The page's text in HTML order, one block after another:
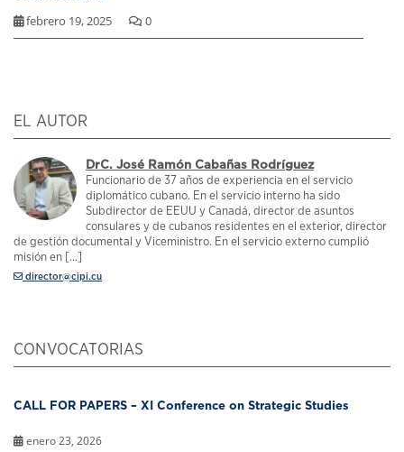
febrero 19, 2025 0
EL AUTOR
DrC. José Ramón Cabañas Rodríguez
Funcionario de 37 años de experiencia en el servicio
diplomático cubano. En el servicio interno ha sido
Subdirector de EEUU y Canadá, director de asuntos
consulares y de cubanos residentes en el exterior, director
de gestión documental y Viceministro. En el servicio externo cumplió
misión en [...]
director@cipi.cu
CONVOCATORIAS
CALL FOR PAPERS – XI Conference on Strategic Studies
enero 23, 2026